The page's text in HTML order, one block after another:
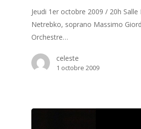
Jeudi 1er octobre 2009 / 20h Salle
Netrebko, soprano Massimo
Orchestre…
celeste
1 octobre 2009